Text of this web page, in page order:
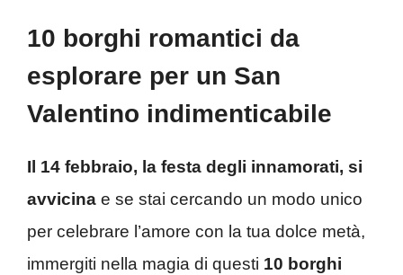
10 borghi romantici da
esplorare per un San
Valentino indimenticabile
Il 14 febbraio, la festa degli innamorati, si
avvicina e se stai cercando un modo unico
per celebrare l’amore con la tua dolce metà,
immergiti nella magia di questi 10 borghi